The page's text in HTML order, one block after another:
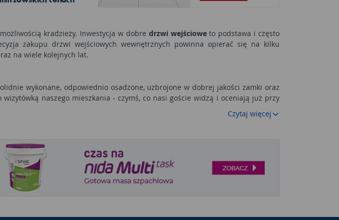
kradzieży. Inwestycja w dobre drzwi wejścioweto podstawa i często
zakupu drzwi wejściowych wewnętrznych powinna opierać się na kilku
na wiele kolejnych lat.
wykonane, odpowiednio osadzone, uzbrojone w dobrej jakości zamki oraz
naszego mieszkania - czymś, co nasi goście widzą i oceniają już przy
Dlatego też bardzo często klienci wybierają drewniane drzwi, gdyż
ma być prawe, lewe, oraz czy wolimy otwierać drzwi do wewnątrz czy na
poszczególnych kategorii drzwi i wybrać dokładnie te, które będą spełniały
Czytaj więcej